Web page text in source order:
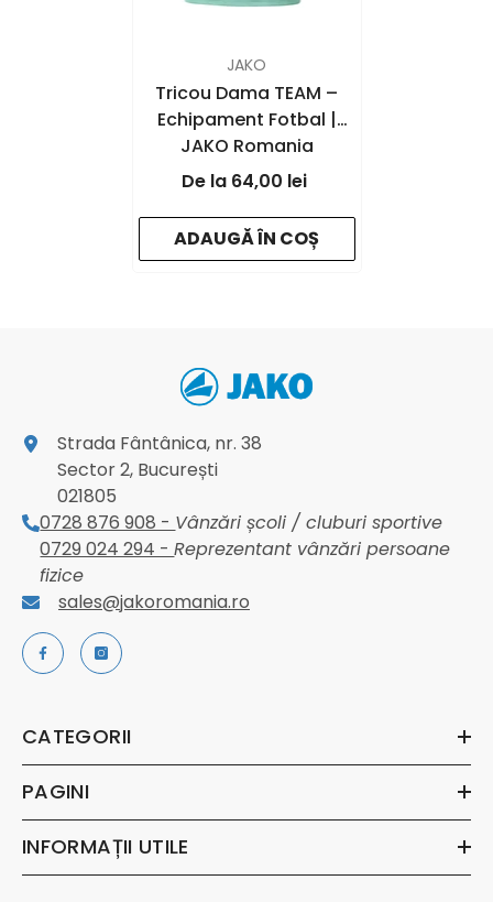
JAKO
Tricou Dama TEAM –
Echipament Fotbal |
JAKO Romania
- mint - 251
64,00 lei
ADAUGĂ ÎN COȘ
Strada Fântânica, nr. 38
Sector 2, București
021805
0728 876 908 - Vânzări școli / cluburi sportive
0729 024 294 -Reprezentant vânzări persoane
fizice
sales@jakoromania.ro
CATEGORII
PAGINI
INFORMAȚII UTILE